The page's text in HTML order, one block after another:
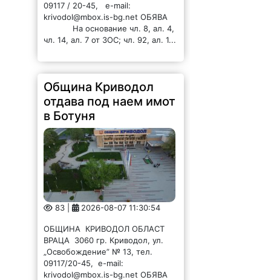
09117 / 20-45, e-mail:
krivodol@mbox.is-bg.net ОБЯВА
На основание чл. 8, ал. 4,
чл. 14, ал. 7 от ЗОС; чл. 92, ал. 1...
Община Криводол
отдава под наем имот
в Ботуня
83 | 2026-08-07 11:30:54
ОБЩИНА КРИВОДОЛ ОБЛАСТ
ВРАЦА 3060 гр. Криводол, ул.
„Освобождение” № 13, тел.
09117/20-45, e-mail:
krivodol@mbox.is-bg.net ОБЯВА